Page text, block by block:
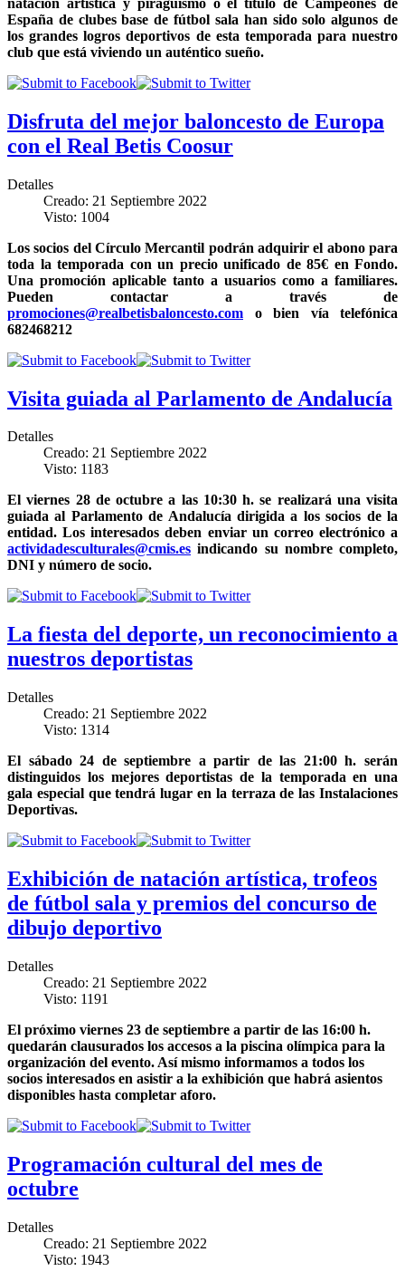
España de clubes base de fútbol sala han sido solo algunos de
los grandes logros deportivos de esta temporada para nuestro
club que está viviendo un auténtico sueño.
Disfruta del mejor baloncesto de Europa
con el Real Betis Coosur
Detalles
Creado: 21 Septiembre 2022
Visto: 1004
Los socios del Círculo Mercantil podrán adquirir el abono para
toda la temporada con un precio unificado de 85€ en Fondo.
Una promoción aplicable tanto a usuarios como a familiares.
Pueden contactar a través de
promociones@realbetisbaloncesto.com o bien vía telefónica
682468212
Visita guiada al Parlamento de Andalucía
Detalles
Creado: 21 Septiembre 2022
Visto: 1183
El viernes 28 de octubre a las 10:30 h. se realizará una visita
guiada al Parlamento de Andalucía dirigida a los socios de la
entidad. Los interesados deben enviar un correo electrónico a
actividadesculturales@cmis.es indicando su nombre completo,
DNI y número de socio.
La fiesta del deporte, un reconocimiento a
nuestros deportistas
Detalles
Creado: 21 Septiembre 2022
Visto: 1314
El sábado 24 de septiembre a partir de las 21:00 h. serán
distinguidos los mejores deportistas de la temporada en una
gala especial que tendrá lugar en la terraza de las Instalaciones
Deportivas.
Exhibición de natación artística, trofeos
de fútbol sala y premios del concurso de
dibujo deportivo
Detalles
Creado: 21 Septiembre 2022
Visto: 1191
El próximo viernes 23 de septiembre a partir de las 16:00 h.
quedarán clausurados los accesos a la piscina olímpica para la
organización del evento. Así mismo informamos a todos los
socios interesados en asistir a la exhibición que habrá asientos
disponibles hasta completar aforo.
Programación cultural del mes de
octubre
Detalles
Creado: 21 Septiembre 2022
Visto: 1943